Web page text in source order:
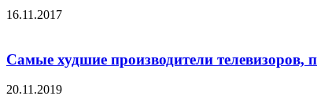
16.11.2017
Самые худшие производители телевизоров,
20.11.2019